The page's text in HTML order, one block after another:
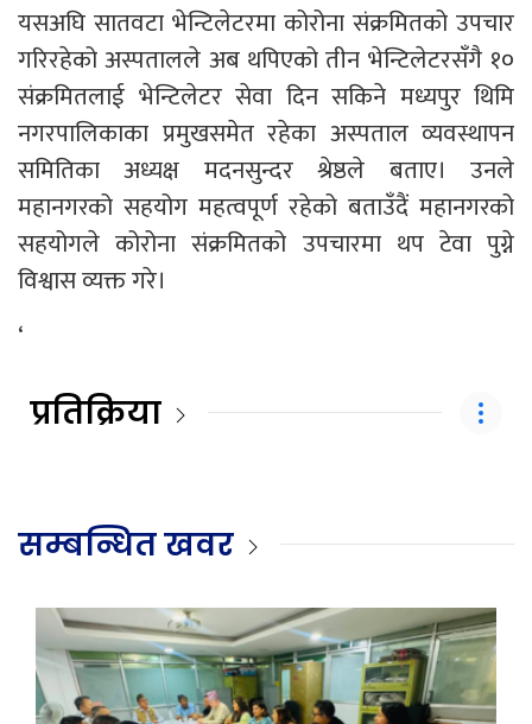
यसअघि सातवटा भेन्टिलेटरमा कोरोना संक्रमितको उपचार
गरिरहेको अस्पतालले अब थपिएको तीन भेन्टिलेटरसँगै १०
संक्रमितलाई भेन्टिलेटर सेवा दिन सकिने मध्यपुर थिमि
नगरपालिकाका प्रमुखसमेत रहेका अस्पताल व्यवस्थापन
समितिका अध्यक्ष मदनसुन्दर श्रेष्ठले बताए। उनले
महानगरको सहयोग महत्वपूर्ण रहेको बताउँदैं महानगरको
सहयोगले कोरोना संक्रमितको उपचारमा थप टेवा पुग्ने
विश्वास व्यक्त गरे।
‘
प्रतिक्रिया
सम्बन्धित खवर